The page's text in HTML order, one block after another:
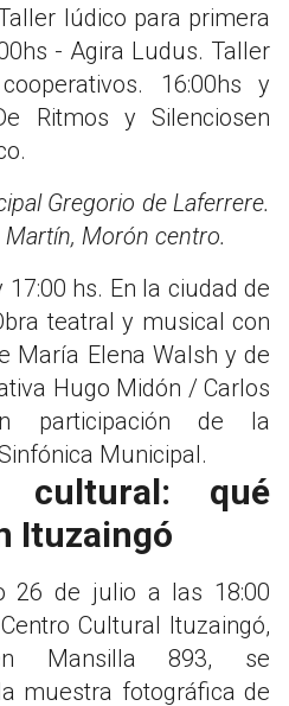
lúdico para primera
- Agira Ludus. Taller
16:00hs y
Ritmos y Silenciosen
Gregorio de Laferrere.
Morón centro.
17:00 hs. En la ciudad de
teatral y musical con
María Elena Walsh y de
Hugo Midón / Carlos
participación de la
Municipal.
cultural: qué
Ituzaingó
26 de julio a las 18:00
Cultural Ituzaingó,
Mansilla 893, se
muestra fotográfica de